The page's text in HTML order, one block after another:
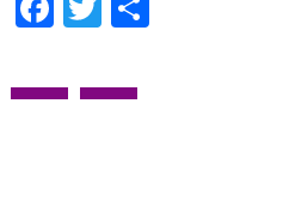
PostPREVIOUS
NEXT